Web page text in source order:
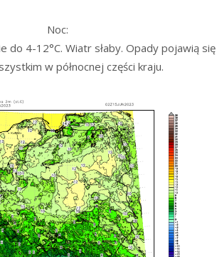
Noc:
do 4-12°C. Wiatr słaby. Opady pojawią się
w północnej części kraju.